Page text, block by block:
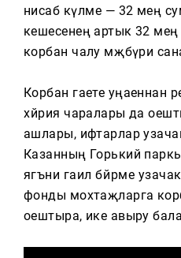
нисаб күләме — 32 мең
кешесенең артык 32
корбан чалу мәҗбүри
Корбан гаете уңаеннан
хәйрия чаралары да
ашлары, ифтарлар
Казанның Горький
ягъни гаилә бәйрәме
фонды мохтаҗларга
оештыра, ике авыру